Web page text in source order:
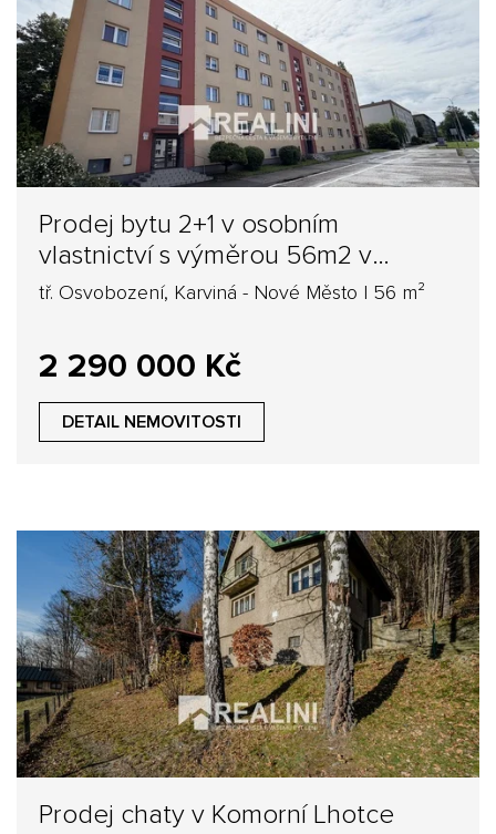
Prodej bytu 2+1 v osobním
vlastnictví s výměrou 56m2 v
Karviné - Nové město
tř. Osvobození, Karviná - Nové Město | 56 m²
2 290 000 Kč
DETAIL NEMOVITOSTI
Prodej chaty v Komorní Lhotce